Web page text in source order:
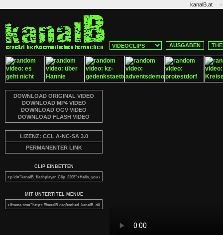
kanalB.at ·
AUSGABEN
DOWNLOAD ORIGINAL VIDEO
DOWNLOAD MP4 VIDEO
DOWNLOAD OGV VIDEO
DOWNLOAD FLASH VIDEO
LIZENZ: CCL A-NC-SA 3.0
PERMANENTER LINK
CLIP EINBETTEN
MIT UNTERTITEL MENUE